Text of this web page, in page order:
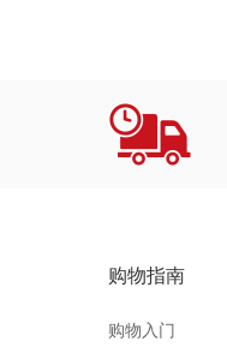
购物指南
购物入门